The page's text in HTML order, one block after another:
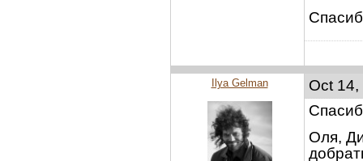
Oct
Оля,
Ilya Gelman